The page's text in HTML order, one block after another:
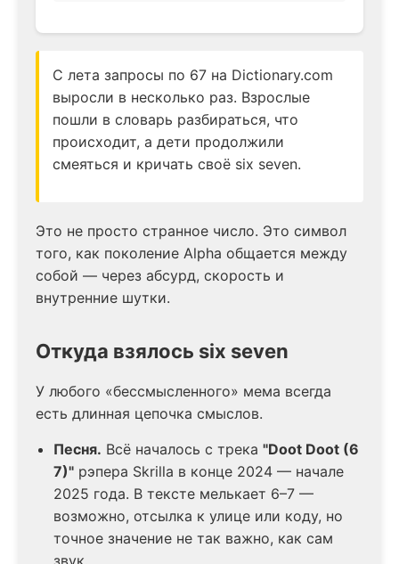
С лета запросы по 67 на Dictionary.com
выросли в несколько раз. Взрослые
пошли в словарь разбираться, что
происходит, а дети продолжили
смеяться и кричать своё six seven.
Это не просто странное число. Это символ
того, как поколение Alpha общается между
собой — через абсурд, скорость и
внутренние шутки.
Откуда взялось six seven
У любого «бессмысленного» мема всегда
есть длинная цепочка смыслов.
Песня. Всё началось с трека "Doot Doot (6
7)" рэпера Skrilla в конце 2024 — начале
2025 года. В тексте мелькает 6–7 —
возможно, отсылка к улице или коду, но
точное значение не так важно, как сам
звук.